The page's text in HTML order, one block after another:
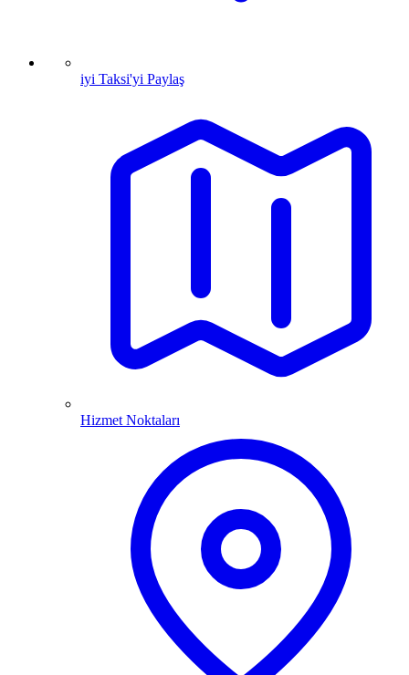
iyi Taksi'yi Paylaş
Hizmet Noktaları